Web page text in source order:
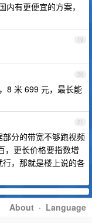
有更便宜的方案，
19
20
8 米 699 元，最长能
21
分的带宽不够跑视频
，更长价格要指数增
，那就是楼上说的各
About · Language